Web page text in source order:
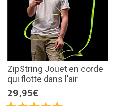
ZipString Jouet en corde
qui flotte dans l'air
29,95€